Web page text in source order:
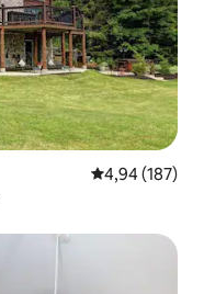
Средна
4,94 (187)